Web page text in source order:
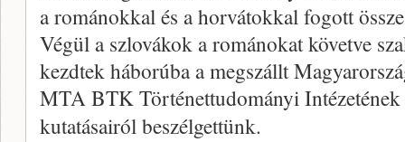
a románokkal és a horvátokkal fogott
Végül a szlovákok a románokat követve
kezdtek háborúba a megszállt
MTA BTK Történettudományi Intézetének
kutatásairól beszélgettünk.